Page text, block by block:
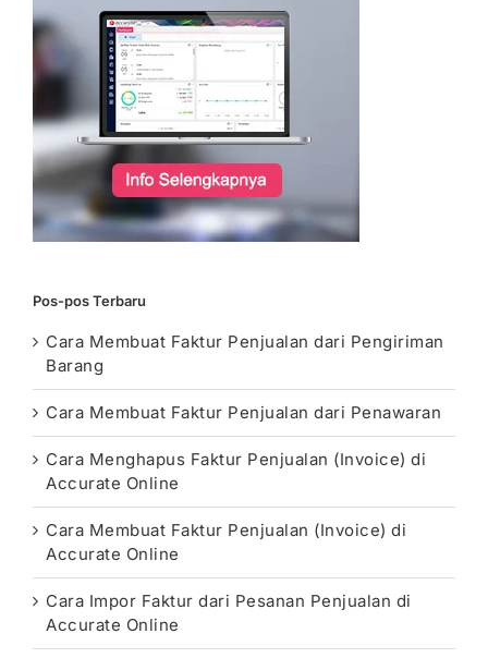
Pos-pos Terbaru
Cara Membuat Faktur Penjualan dari Pengiriman
Barang
Cara Membuat Faktur Penjualan dari Penawaran
Cara Menghapus Faktur Penjualan (Invoice) di
Accurate Online
Cara Membuat Faktur Penjualan (Invoice) di
Accurate Online
Cara Impor Faktur dari Pesanan Penjualan di
Accurate Online